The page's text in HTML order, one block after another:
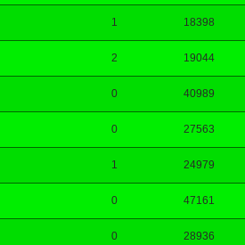
1 18398
2 19044
0 40989
0 27563
1 24979
0 47161
0 28936